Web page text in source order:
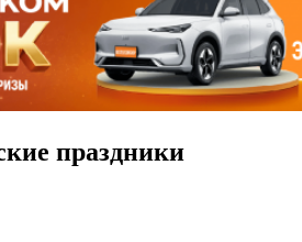
праздники